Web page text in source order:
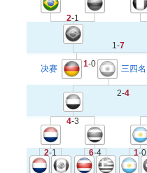
2-1
1-7
2-4
4-3
2-1 6-4 1-0
1-0
决赛 三四名